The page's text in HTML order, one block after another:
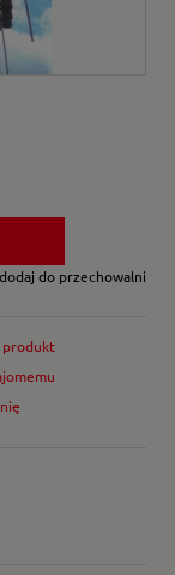
dodaj do przechowalni
produkt